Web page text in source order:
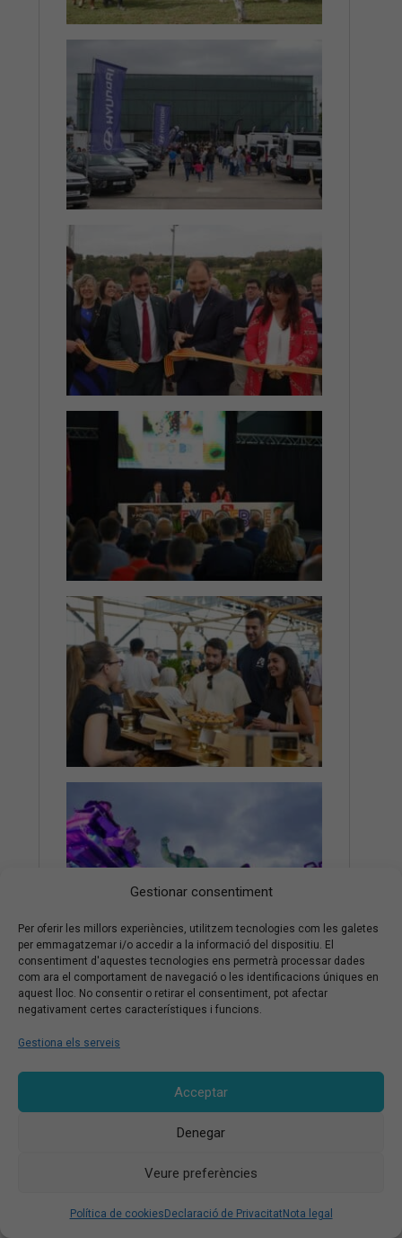
Gestionar consentiment
Per oferir les millors experiències, utilitzem tecnologies com les galetes
per emmagatzemar i/o accedir a la informació del dispositiu. El
consentiment d'aquestes tecnologies ens permetrà processar dades
com ara el comportament de navegació o les identificacions úniques en
aquest lloc. No consentir o retirar el consentiment, pot afectar
negativament certes característiques i funcions.
Gestiona els serveis
Acceptar
Denegar
Veure preferències
Política de cookies Declaració de Privacitat Nota legal